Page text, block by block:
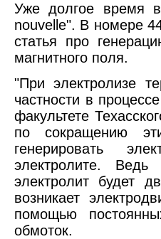
Уже долгое время
nouvelle". В номере
статья про
магнитного поля.
"При электролизе
частности в
факультете
по сокращению
генерировать
электролите.
электролит будет
возникает
помощью
обмоток.